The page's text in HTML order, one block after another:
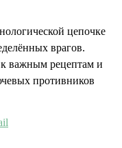
цепочке
врагов.
важным рецептам и
противников